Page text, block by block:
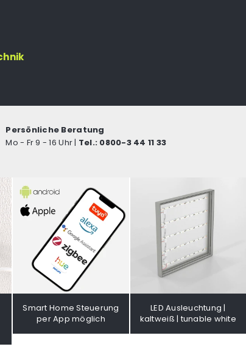
Persönliche Beratung
Mo - Fr 9 - 16 Uhr | Tel.: 0800-3 44 11 33
Smart Home Steuerung
per App möglich
LED Ausleuchtung |
kaltweiß | tunable white